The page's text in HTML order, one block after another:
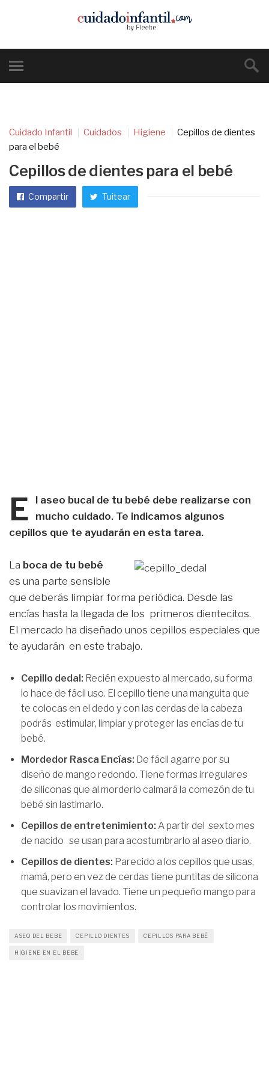
Cuidado Infantil Cuidados Higiene
Cepillos de dientes
para el bebé
Cepillos de dientes para el bebé
Compartir Tuitear
E
l aseo bucal de tu bebé debe realizarse con
mucho cuidado. Te indicamos algunos
cepillos que te ayudarán en esta tarea.
La boca de tu bebé
es una parte sensible
que deberás limpiar forma periódica. Desde las
encías hasta la llegada de los primeros dientecitos.
El mercado ha diseñado unos cepillos especiales que
te ayudarán en este trabajo.
Cepillo dedal: Recién expuesto al mercado, su forma
lo hace de fácil uso. El cepillo tiene una manguita que
te colocas en el dedo y con las cerdas de la cabeza
podrás estimular, limpiar y proteger las encías de tu
bebé.
Mordedor Rasca Encías: De fácil agarre por su
diseño de mango redondo. Tiene formas irregulares
de siliconas que al morderlo calmará la comezón de tu
bebé sin lastimarlo.
Cepillos de entretenimiento: A partir del sexto mes
de nacido se usan para acostumbrarlo al aseo diario.
Cepillos de dientes: Parecido a los cepillos que usas,
mamá, pero en vez de cerdas tiene puntitas de silicona
que suavizan el lavado. Tiene un pequeño mango para
controlar los movimientos.
ASEO DEL BEBE CEPILLO DIENTES CEPILLOS PARA BEBÉ
HIGIENE EN EL BEBE